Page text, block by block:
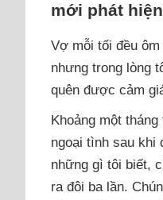
mới phát hiện
Vợ mỗi tối đều
nhưng trong lòng
quên được cảm
Khoảng một
ngoại tình sau khi
những gì tôi biết,
ra đôi ba lần.